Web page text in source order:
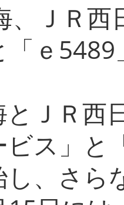
、ＪＲ
「ｅ
ＪＲ西
ビス」
し、さら